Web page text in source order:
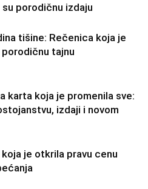
porodičnu izdaju
tišine: Rečenica koja je
tajnu
karta koja je promenila sve:
izdaji i novom
je otkrila pravu cenu